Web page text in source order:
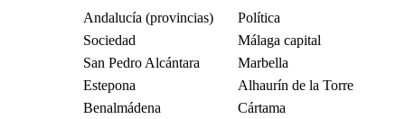
Andalucía (provincias)
Política
Sociedad
Málaga capital
San Pedro Alcántara
Marbella
Estepona
Alhaurín de la Torre
Benalmádena
Cártama